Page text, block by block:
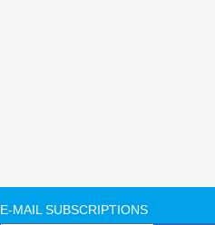
E-MAIL SUBSCRIPTIONS